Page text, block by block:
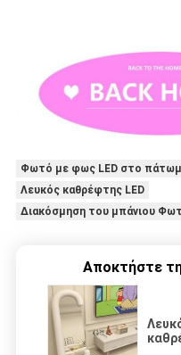
Φωτό με φως LED στο
Λευκός καθρέφτης LED
Διακόσμηση του μπάνιου
Αποκτήστε